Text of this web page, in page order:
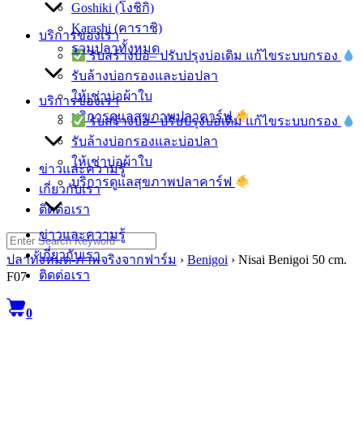
Goshiki (โงชิกิ)
Karashi (คาราชิ)
รวมปลาทั้งหมด
บริการของเรา
รับสร้างบ่อ– ปรับปรุงบ่อเดิม แก้ไขระบบกรอง
รับล้างบ่อกรองและบ่อปลา
ให้เช่าบ่อผ้าใบ
บริการดูแลสุขภาพปลาคาร์ฟ
ข่าวและความรู้
เกี่ยวกับเรา
ติดต่อเรา
0
บริการของเรา
รับสร้างบ่อ– ปรับปรุงบ่อเดิม แก้ไขระบบกรอง
รับล้างบ่อกรองและบ่อปลา
ให้เช่าบ่อผ้าใบ
บริการดูแลสุขภาพปลาคาร์ฟ
ข่าวและความรู้
เกี่ยวกับเรา
ติดต่อเรา
Search
for:
ปลาทั้งหมด-ภาพจริงจากฟาร์ม › Benigoi › Nisai Benigoi 50 cm.
F07